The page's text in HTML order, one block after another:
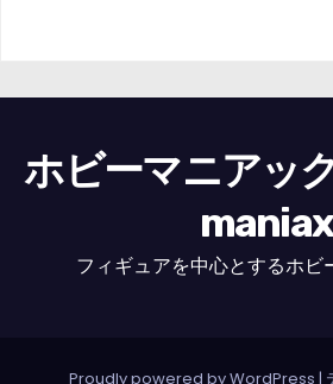
ホビーマニアッ
maniax
フィギュアを中心とするホビ
Proudly powered by WordPress |